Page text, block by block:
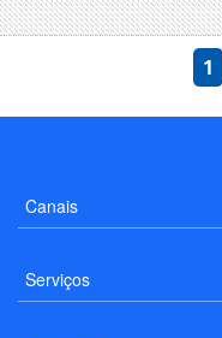
1
Canais
Serviços